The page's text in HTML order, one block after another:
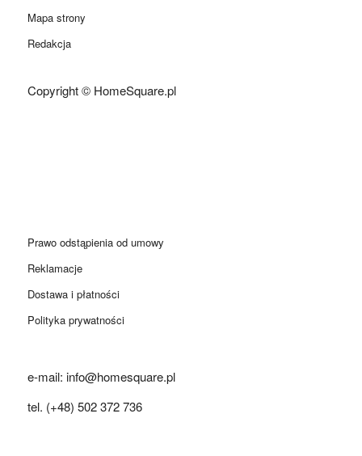
Mapa strony
Redakcja
Copyright © HomeSquare.pl
Prawo odstąpienia od umowy
Reklamacje
Dostawa i płatności
Polityka prywatności
e-mail: info@homesquare.pl
tel. (+48) 502 372 736